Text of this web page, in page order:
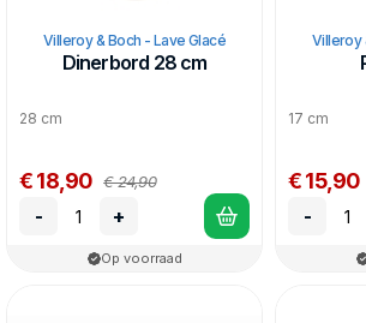
Villeroy & Boch - Lave Glacé
Dinerbord 28 cm
28 cm
€ 18,90 € 24,90
- +
Op voorraad
Villeroy
17 cm
€ 15,90
-